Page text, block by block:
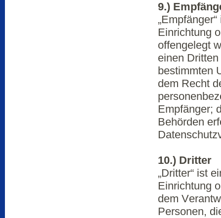
9.)
Einrichtung
offengelegt
einen
bestimmten
dem Recht
Empfänger;
Behörden
10.) Dritter
„Dritter“ ist
Einrichtung
dem
Personen,